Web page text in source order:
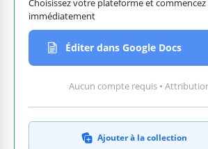
immédiatement
Éditer dans Google Docs
Aucun compte requis •
Ajouter à la collection